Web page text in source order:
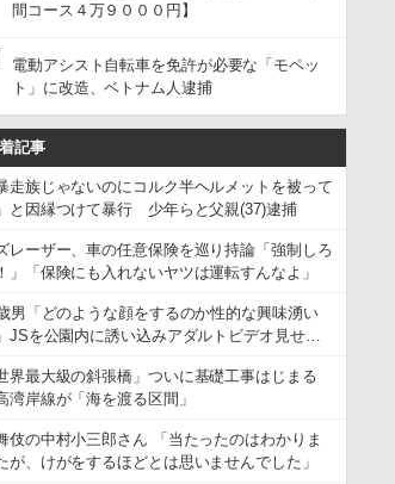
間コース４万９０００円】
電動アシスト自転車を免許が必要な「モペッ
ト」に改造、ベトナム人逮捕
記事
走族じゃないのにコルク半ヘルメットを被って
と因縁つけて暴行 少年らと父親(37)逮捕
レーザー、車の任意保険を巡り持論「強制しろ
」「保険にも入れないヤツは運転すんなよ」
男「どのような顔をするのか性的な興味湧い
JSを公園内に誘い込みアダルトビデオ見せ…
界最大級の斜張橋」ついに基礎工事はじまる
湾岸線が「海を渡る区間」
伎の中村小三郎さん 「当たったのはわかりま
が、けがをするほどとは思いませんでした」